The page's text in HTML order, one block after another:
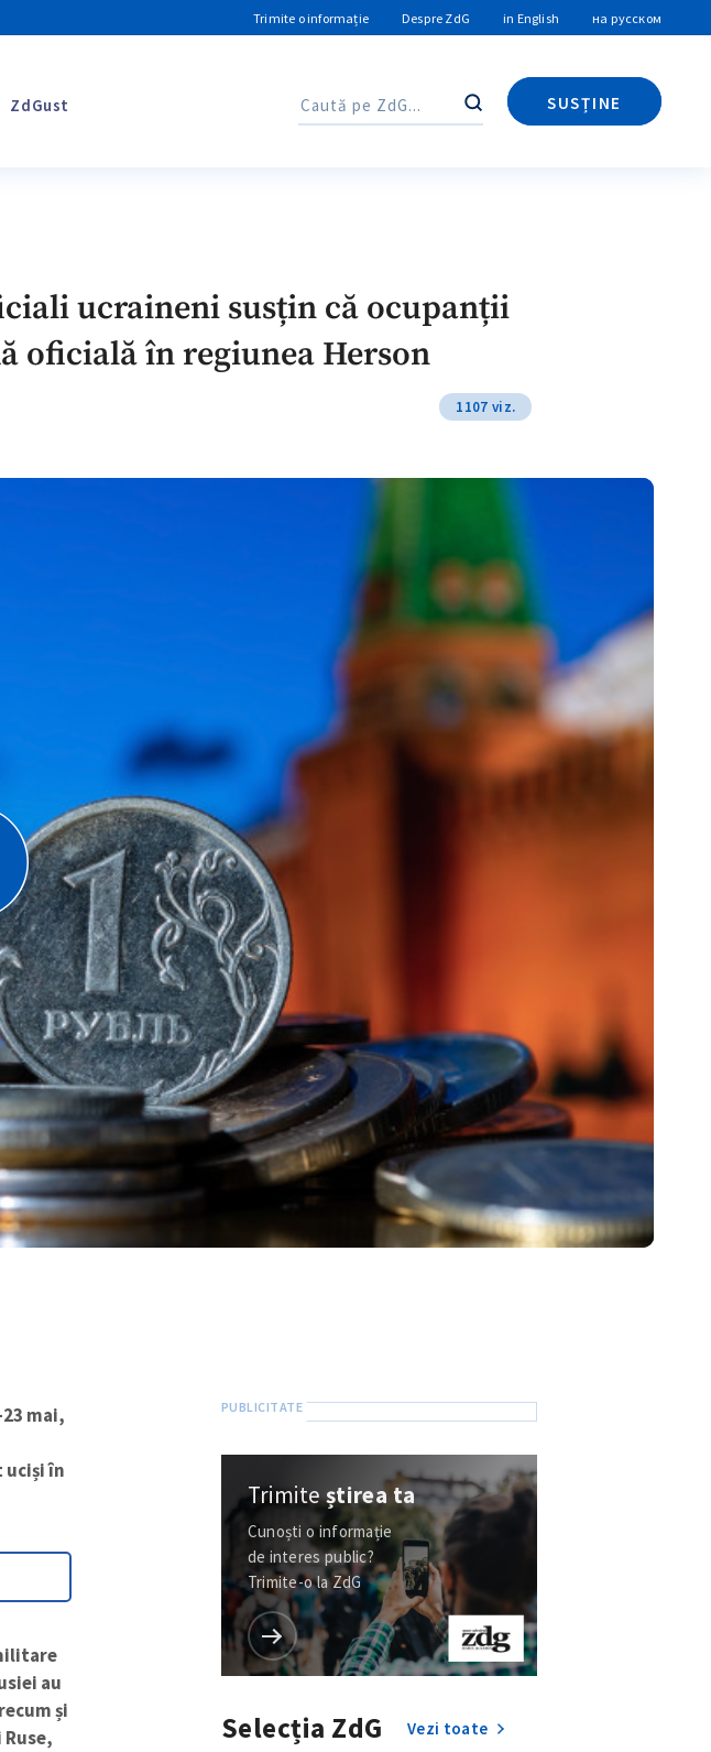
Trimite o informație Despre ZdG in English на русском
ZdGust Caută
SUSȚINE
Caută
ucraineni susțin că ocupanții
oficială în regiunea Herson
1107 viz.
mai,
uciși în
au
și
Trimiteștirea ta
Cunoști o informație
de interes public?
Trimite-o la ZdG
Selecția ZdG Vezi toate